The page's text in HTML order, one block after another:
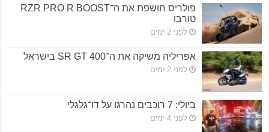
פולריס חושפת את ה־RZR PRO R BOOST
טורבו
לפני 2 ימים
אפריליה משיקה את ה־SR GT 400 בישראל
לפני 2 ימים
ביולי: 7 רוכבים נהרגו על דו־גלגלי
לפני 4 ימים